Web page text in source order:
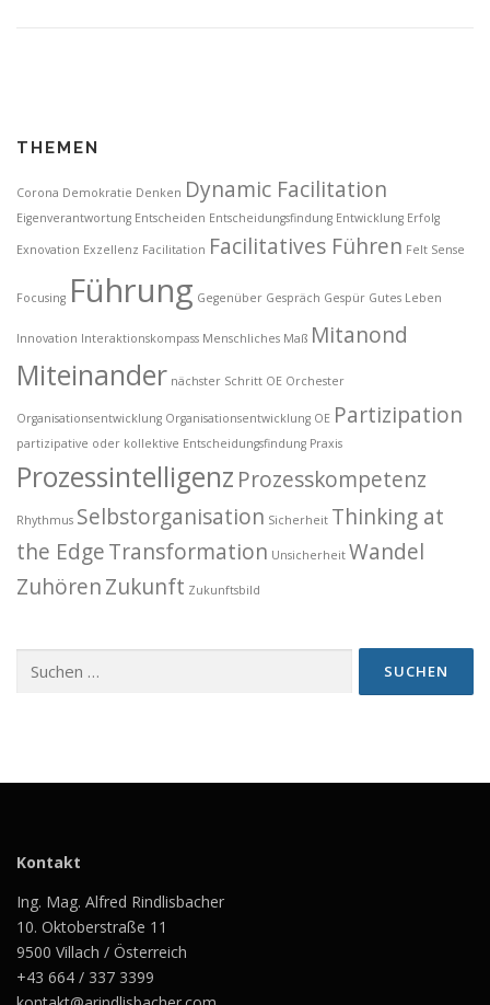
THEMEN
Corona Demokratie Denken Dynamic Facilitation
Eigenverantwortung Entscheiden Entscheidungsfindung Entwicklung Erfolg
Exnovation Exzellenz Facilitation Facilitatives Führen Felt Sense
Focusing Führung Gegenüber Gespräch Gespür Gutes Leben
Innovation Interaktionskompass Menschliches Maß Mitanond
Miteinander nächster Schritt OE Orchester
Organisationsentwicklung Organisationsentwicklung OE Partizipation
partizipative oder kollektive Entscheidungsfindung Praxis
Prozessintelligenz Prozesskompetenz
Rhythmus Selbstorganisation Sicherheit Thinking at
the EdgeTransformation Unsicherheit Wandel
ZuhörenZukunft Zukunftsbild
nach:
Kontakt
Ing. Mag. Alfred Rindlisbacher
10. Oktoberstraße 11
9500 Villach / Österreich
+43 664 / 337 3399